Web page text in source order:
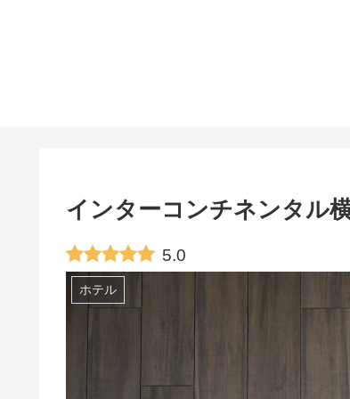
インターコンチネンタル
5.0
ホテル